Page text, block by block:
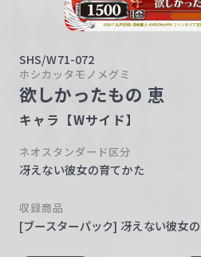
SHS/W71-072
ホシカッタモノメグミ
欲しかったもの 恵
キャラ【Wサイド】
ネオスタンダード区分
冴えない彼女の育てかた
収録商品
[ブースターパック] 冴えない彼女